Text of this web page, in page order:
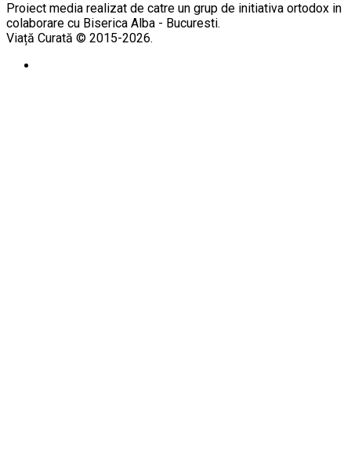
Proiect media realizat de catre un grup de initiativa ortodox in
colaborare cu Biserica Alba - Bucuresti.
Viață Curată © 2015-2026.